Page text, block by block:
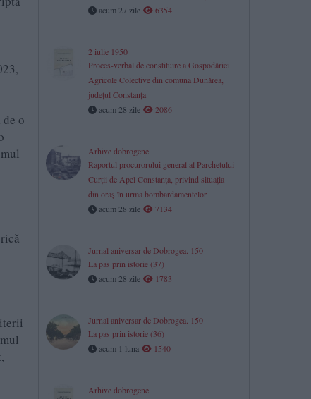
o
acum 27 zile
6354
2 iulie 1950
Proces-verbal de constituire a Gospodăriei
Agricole Colective din comuna Dunărea,
județul Constanța
acum 28 zile
2086
Arhive dobrogene
Raportul procurorului general al Parchetului
Curţii de Apel Constanţa, privind situaţia
din oraş în urma bombardamentelor
acum 28 zile
7134
Jurnal aniversar de Dobrogea. 150
La pas prin istorie (37)
acum 28 zile
1783
Jurnal aniversar de Dobrogea. 150
La pas prin istorie (36)
acum 1 luna
1540
Arhive dobrogene